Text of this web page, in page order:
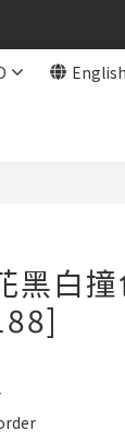
English
黑白撞